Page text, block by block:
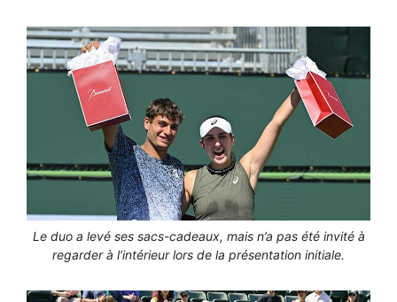
Le duo a levé ses sacs-cadeaux, mais n’a pas été invité à
regarder à l’intérieur lors de la présentation initiale.